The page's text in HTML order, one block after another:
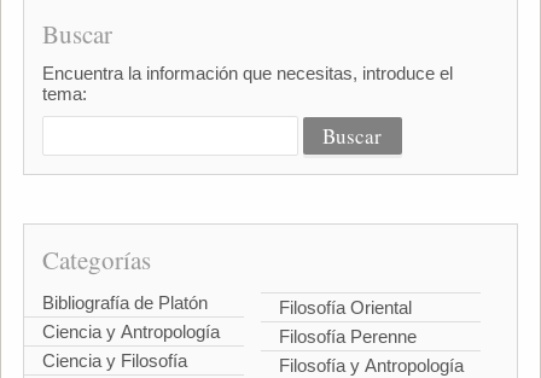
Buscar
Encuentra la información que necesitas, introduce el
tema:
Categorías
Bibliografía de Platón
Ciencia y Antropología
Ciencia y Filosofía
Filosofía Oriental
Filosofía Perenne
Filosofía y Antropología